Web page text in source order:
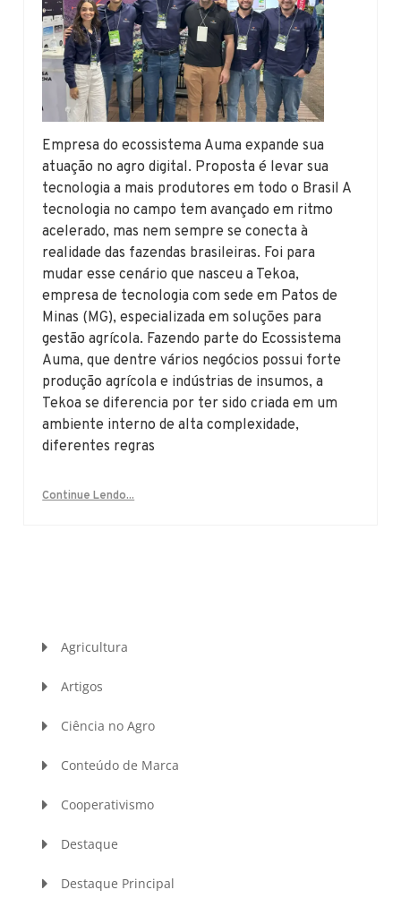
Empresa do ecossistema Auma expande sua
atuação no agro digital. Proposta é levar sua
tecnologia a mais produtores em todo o Brasil A
tecnologia no campo tem avançado em ritmo
acelerado, mas nem sempre se conecta à
realidade das fazendas brasileiras. Foi para
mudar esse cenário que nasceu a Tekoa,
empresa de tecnologia com sede em Patos de
Minas (MG), especializada em soluções para
gestão agrícola. Fazendo parte do Ecossistema
Auma, que dentre vários negócios possui forte
produção agrícola e indústrias de insumos, a
Tekoa se diferencia por ter sido criada em um
ambiente interno de alta complexidade,
diferentes regras
Continue Lendo...
Agricultura
Artigos
Ciência no Agro
Conteúdo de Marca
Cooperativismo
Destaque
Destaque Principal